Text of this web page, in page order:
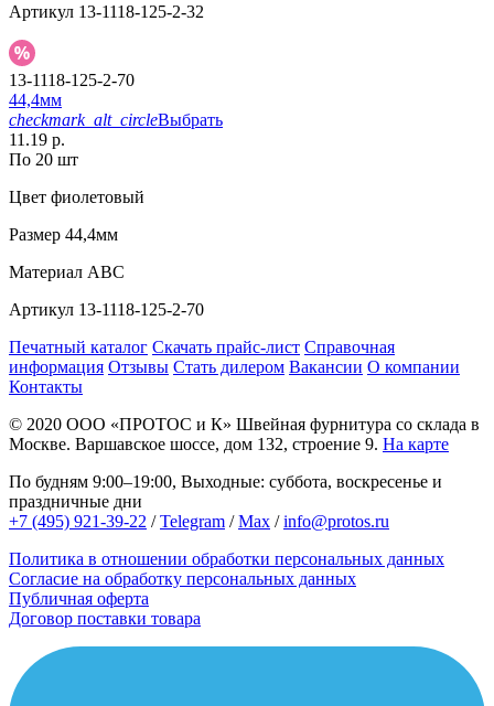
Артикул 13-1118-125-2-32
13-1118-125-2-70
44,4мм
checkmark_alt_circleВыбрать
11.19 р.
По 20 шт
Цвет фиолетовый
Размер 44,4мм
Материал АВС
Артикул 13-1118-125-2-70
Печатный каталог Скачать прайс-лист Справочная
информация Отзывы Стать дилером Вакансии О компании
Контакты
© 2020 ООО «ПРОТОС и К» Швейная фурнитура со склада в
Москве. Варшавское шоссе, дом 132, строение 9. На карте
По будням 9:00–19:00, Выходные: суббота, воскресенье и
праздничные дни
+7 (495) 921-39-22 /Telegram /Max /info@protos.ru
Политика в отношении обработки персональных данных
Согласие на обработку персональных данных
Публичная оферта
Договор поставки товара